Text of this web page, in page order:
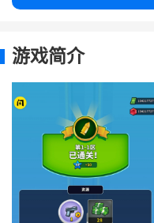
游戏简介